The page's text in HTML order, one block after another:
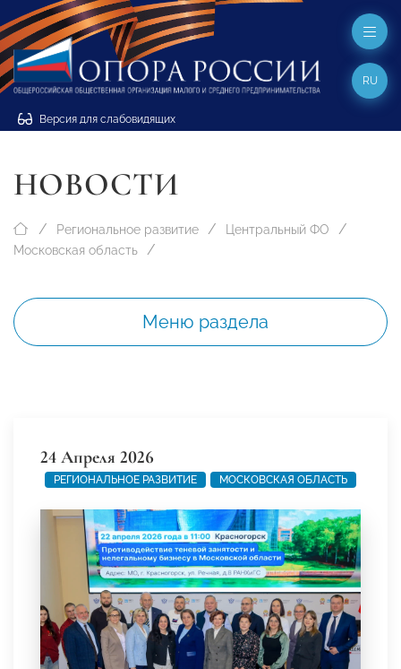
Версия для слабовидящих
RU
НОВОСТИ
Региональное развитие
Центральный ФО
Московская область
Меню раздела
24 Апреля 2026
РЕГИОНАЛЬНОЕ РАЗВИТИЕ МОСКОВСКАЯ ОБЛАСТЬ